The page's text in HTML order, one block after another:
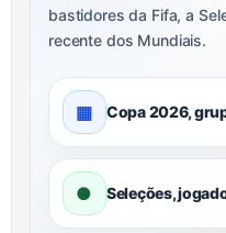
bastidores da Fifa, a
recente dos Mundiais.
▦ Copa 2026,
● Seleções,